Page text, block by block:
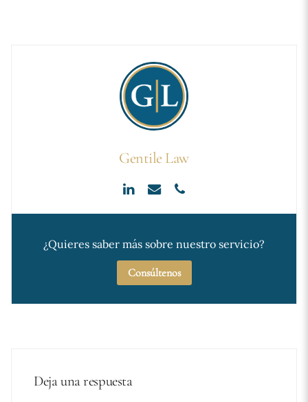
Gentile Law
¿Quieres saber más sobre nuestro servicio?
Consúltenos
Deja una respuesta